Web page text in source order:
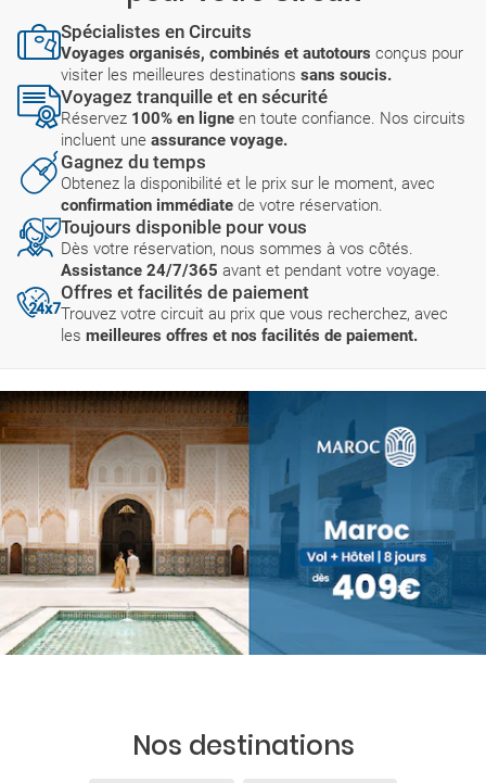
Spécialistes en Circuits
Voyages organisés, combinés et autotours conçus pour
visiter les meilleures destinations sans soucis.
Voyagez tranquille et en sécurité
Réservez 100% en ligne en toute confiance. Nos circuits
incluent une assurance voyage.
Gagnez du temps
Obtenez la disponibilité et le prix sur le moment, avec
confirmation immédiate de votre réservation.
Toujours disponible pour vous
Dès votre réservation, nous sommes à vos côtés.
Assistance 24/7/365 avant et pendant votre voyage.
Offres et facilités de paiement
Trouvez votre circuit au prix que vous recherchez, avec
les meilleures offres et nos facilités de paiement.
Nos destinations